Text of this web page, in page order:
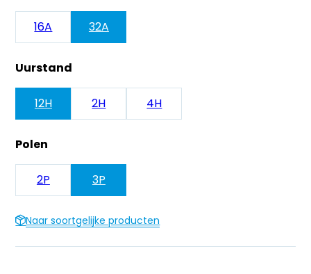
16A 32A
Uurstand
12H 2H 4H
Polen
2P 3P
Naar soortgelijke producten